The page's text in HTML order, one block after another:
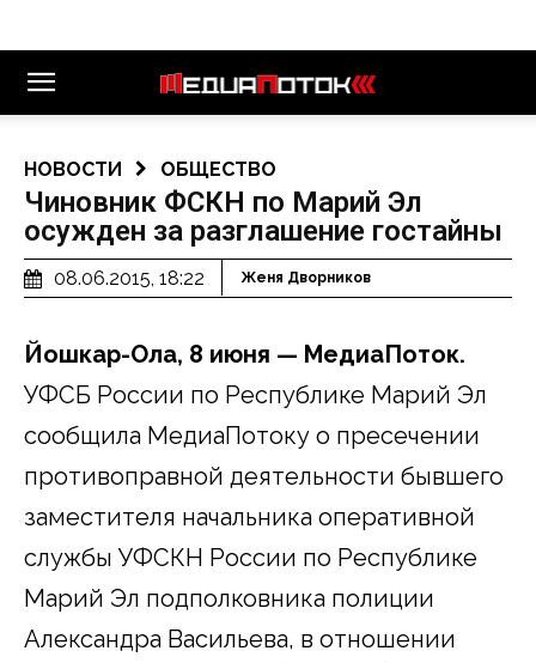
НОВОСТИ ОБЩЕСТВО
Чиновник ФСКН по Марий Эл
осужден за разглашение гостайны
08.06.2015, 18:22 Женя Дворников
Йошкар-Ола, 8 июня — МедиаПоток.
УФСБ России по Республике Марий Эл
сообщила МедиаПотоку о пресечении
противоправной деятельности бывшего
заместителя начальника оперативной
службы УФСКН России по Республике
Марий Эл подполковника полиции
Александра Васильева, в отношении